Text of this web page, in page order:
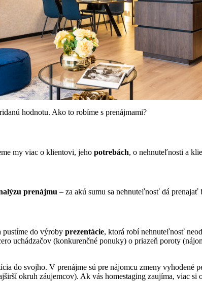
hodnotu. Ako to robíme s prenájmami?
my viac o klientovi, jeho potrebách, o nehnuteľnosti a
prenájmu – za akú sumu sa nehnuteľnosť dá
pustíme do výroby prezentácie, ktorá robí nehnuteľnosť
uchádzačov (konkurenčné ponuky) o priazeň poroty
do svojho. V prenájme sú pre nájomcu zmeny
okruh záujemcov). Ak vás homestaging zaujíma, viac si